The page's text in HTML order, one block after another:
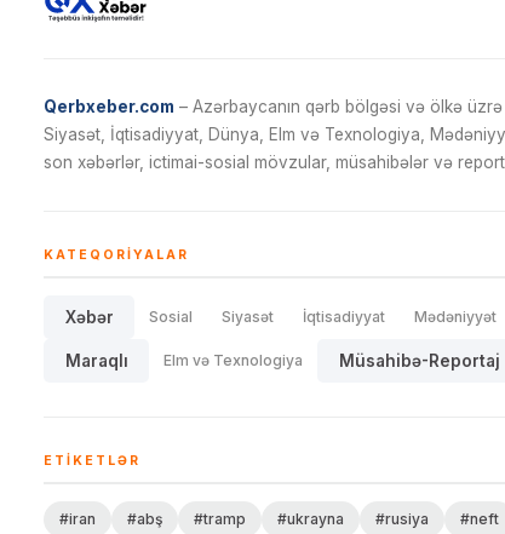
Qerbxeber.com – Azərbaycanın qərb bölgəsi və ölkə üzrə
Siyasət, İqtisadiyyat, Dünya, Elm və Texnologiya,
son xəbərlər, ictimai-sosial mövzular, müsahibələr və
KATEQORIYALAR
Xəbər Sosial Siyasət İqtisadiyyat Mədəniyyət
Maraqlı Elm və Texnologiya Müsahibə-Reportaj
ETIKETLƏR
#iran #abş #tramp #ukrayna #rusiya #neft